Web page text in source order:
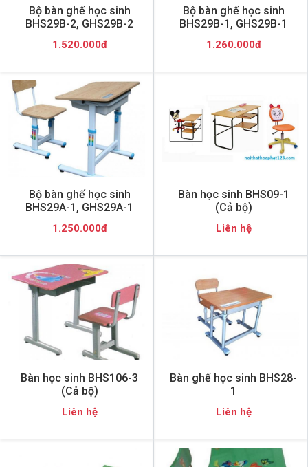
Bộ bàn ghế học sinh
BHS29B-2, GHS29B-2
1.520.000đ
Bộ bàn ghế học sinh
BHS29B-1, GHS29B-1
1.260.000đ
Bộ bàn ghế học sinh
BHS29A-1, GHS29A-1
1.250.000đ
Bàn học sinh BHS09-1
(Cả bộ)
Liên hệ
Bàn học sinh BHS106-3
(Cả bộ)
Liên hệ
Bàn ghế học sinh BHS28-
1
Liên hệ